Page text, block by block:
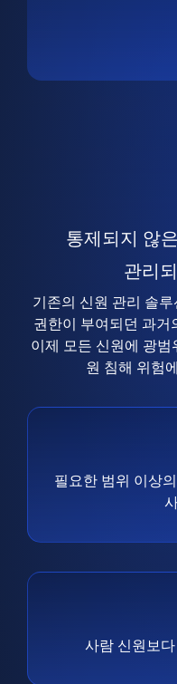
통제되지 않은
관리
기존의 신원 관리 솔
권한이 부여되던 과거
이제 모든 신원에 광
원 침해 위험
필요한 범위 이상
사람 신원보